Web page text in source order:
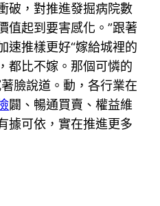
破，對推進發掘病院數
值起到要害感化。”跟著
速推樣更好“嫁給城裡的
都比不嫁。那個可憐的
臉說道。動，各行業在
闢、暢通買賣、權益維
據可依，實在推進更多